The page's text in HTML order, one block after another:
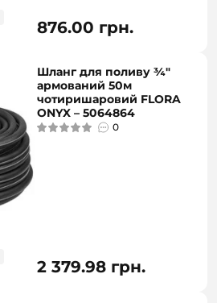
876.00 грн.
Шланг для поливу ¾"
армований 50м
чотиришаровий FLORA
ONYX – 5064864
0
2 379.98 грн.